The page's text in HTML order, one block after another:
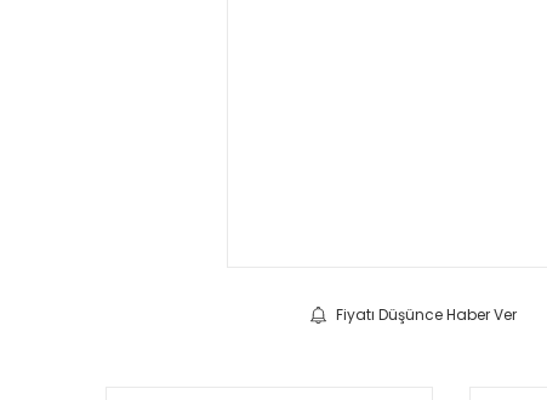
Fiyatı Düşünce Haber Ver